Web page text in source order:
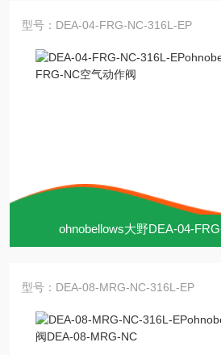
型号：DEA-04-FRG-NC-316L-EP
ohnobellows大野DEA-04-
型号：DEA-08-MRG-NC-316L-EP